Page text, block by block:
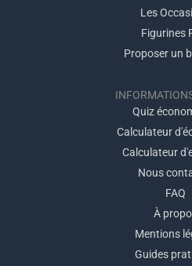
Les
Figurines
Proposer un
Quiz
Calculateur
Calculateur
Nous
FAQ
À
Mentions
Guides